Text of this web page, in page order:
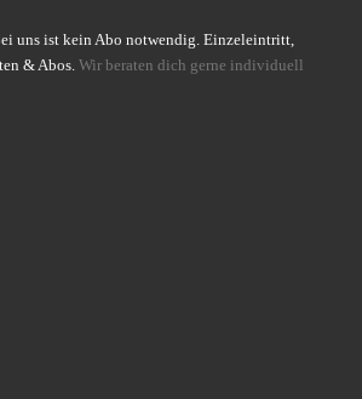
uns ist kein Abo notwendig. Einzeleintritt,
& Abos. Wir beraten dich gerne individuell